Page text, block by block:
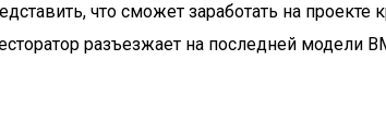
что сможет заработать на
разъезжает на последней модели